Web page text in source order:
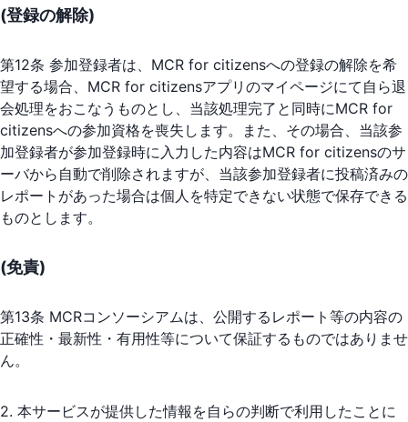
(登録の解除)
第12条 参加登録者は、MCR for citizensへの登録の解除を希
望する場合、MCR for citizensアプリのマイページにて自ら退
会処理をおこなうものとし、当該処理完了と同時にMCR for
citizensへの参加資格を喪失します。また、その場合、当該参
加登録者が参加登録時に入力した内容はMCR for citizensのサ
ーバから自動で削除されますが、当該参加登録者に投稿済みの
レポートがあった場合は個人を特定できない状態で保存できる
ものとします。
(免責)
第13条 MCRコンソーシアムは、公開するレポート等の内容の
正確性・最新性・有用性等について保証するものではありませ
ん。
2. 本サービスが提供した情報を自らの判断で利用したことに